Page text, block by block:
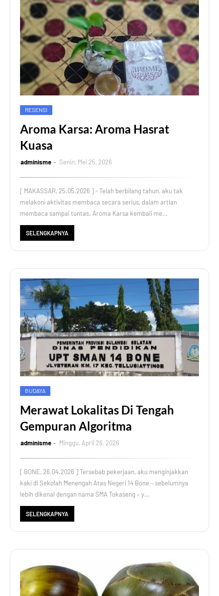
RESENSI
Aroma Karsa: Aroma Hasrat
Kuasa
adminisme Senin, Mei 25, 2026
[ MAKASSAR, 25.05.2026 ] - Telah berbilang tahun, aku tak
melakoni aktivitas membaca secara serius, dalam artian
membaca sampai tuntas. Aroma Karsa kembali me…
SELENGKAPNYA
BUDAYA
Merawat Lokalitas Di Tengah
Gempuran Algoritma
adminisme Minggu, April 26, 2026
[ BONE, 26.04.2026 ] Tersebab pekerjaan, aku menginjakkan
kaki di Sekolah Menengah Atas Negeri 14 Bone – sebelumnya
lebih dikenal dengan nama SMA Tokaseng – y…
SELENGKAPNYA